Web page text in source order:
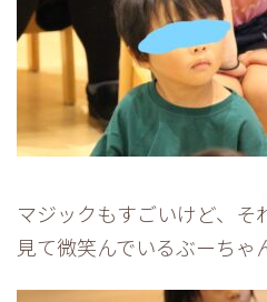
マジックもすごいけど、そ
見て微笑んでいるぶーちゃ